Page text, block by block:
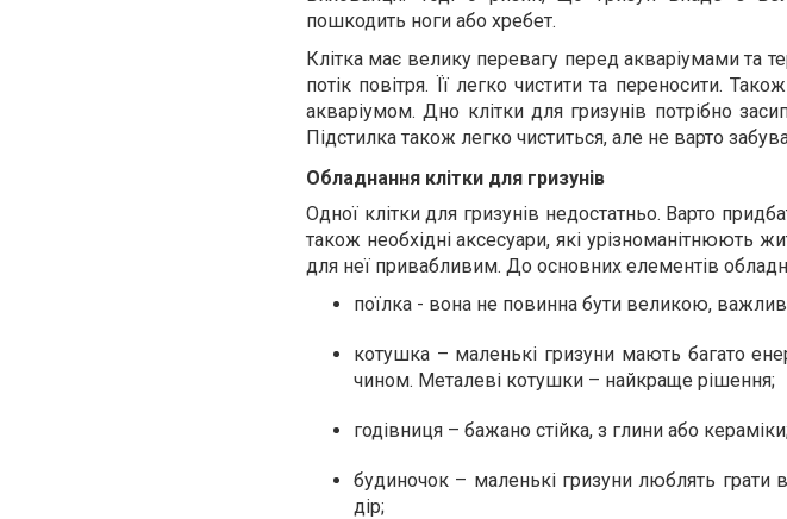
пошкодить ноги або хребет.
Клітка має велику перевагу перед акваріумами та
потік повітря. Її легко чистити та переносити.
акваріумом. Дно клітки для гризунів потрібно
Підстилка також легко чиститься, але не варто
Обладнання клітки для гризунів
Одної клітки для гризунів недостатньо. Варто
також необхідні аксесуари, які урізноманітнюють
для неї привабливим. До основних елементів
поїлка - вона не повинна бути великою,
котушка – маленькі гризуни мають багато
чином. Металеві котушки – найкраще рішення;
годівниця – бажано стійка, з глини або
будиночок – маленькі гризуни люблять
дір;